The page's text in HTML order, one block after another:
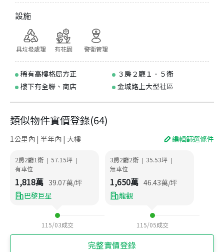
設施
具垃圾處理 有花園 警衛管理
稀有高樓格局方正
３房２廳１．５衛
樓下有全聯、商店
金城路上大型社區
類似物件實價登錄(64)
1公里內 | 半年內 | 大樓 編輯篩選條件
2房2廳1衛 | 57.15坪 |
有車位
1,818萬 39.07萬/坪
巴黎巨星
115/03成交
3房2廳2衛 | 35.53坪 |
無車位
1,650萬 46.43萬/坪
龍觀
115/05成交
完整實價登錄